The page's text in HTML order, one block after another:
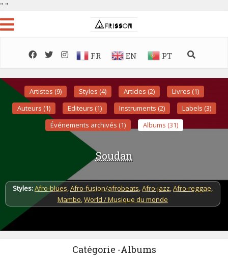
" "
FR EN PT
Artistes (9) Styles (4) Articles (2)
Livres (1)
Auteurs (1)
Editeurs (1) Instruments (2)
Labels (3)
Événements archivés (1)
Albums (31)
Soudan
Styles:Afro-blues,Afro-fusion/afrobeats,Afro-jazz,Afro-reggae,
Mambo,World / Musique du monde
Catégorie -Albums